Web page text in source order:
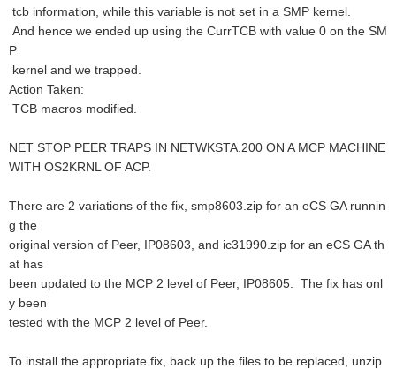
tcb information, while this variable is not set in a SMP kernel.
And hence we ended up using the CurrTCB with value 0 on the SM
P
kernel and we trapped.
Action Taken:
TCB macros modified.
NET STOP PEER TRAPS IN NETWKSTA.200 ON A MCP MACHINE
WITH OS2KRNL OF ACP.
There are 2 variations of the fix, smp8603.zip for an eCS GA runnin
g the
original version of Peer, IP08603, and ic31990.zip for an eCS GA th
at has
been updated to the MCP 2 level of Peer, IP08605. The fix has onl
y been
tested with the MCP 2 level of Peer.
To install the appropriate fix, back up the files to be replaced, unzip